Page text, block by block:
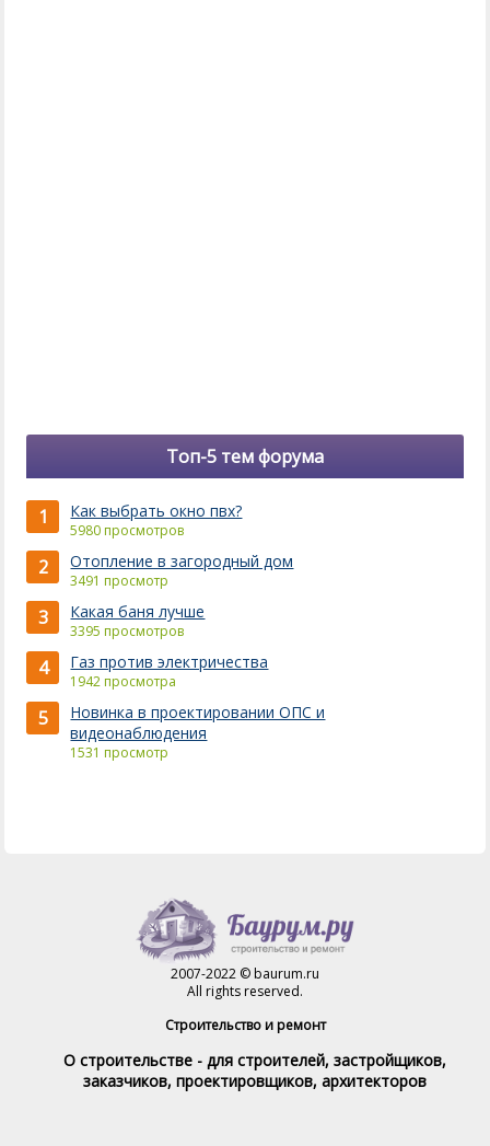
Топ-5 тем форума
1 Как выбрать окно пвх?
5980 просмотров
2 Отопление в загородный дом
3491 просмотр
3 Какая баня лучше
3395 просмотров
4 Газ против электричества
1942 просмотра
5
Новинка в проектировании ОПС и
видеонаблюдения
1531 просмотр
2007-2022 © baurum.ru
All rights reserved.
Строительство и ремонт
О строительстве - для строителей, застройщиков,
заказчиков, проектировщиков, архитекторов